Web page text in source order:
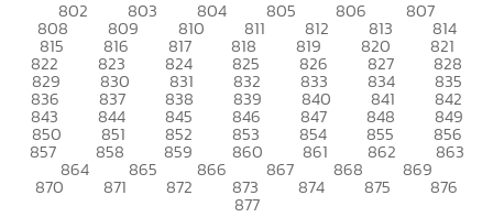
802 803 804 805 806 807
808 809 810 811 812 813 814
815 816 817 818 819 820 821
822 823 824 825 826 827 828
829 830 831 832 833 834 835
836 837 838 839 840 841 842
843 844 845 846 847 848 849
850 851 852 853 854 855 856
857 858 859 860 861 862 863
864 865 866 867 868 869
870 871 872 873 874 875 876
877